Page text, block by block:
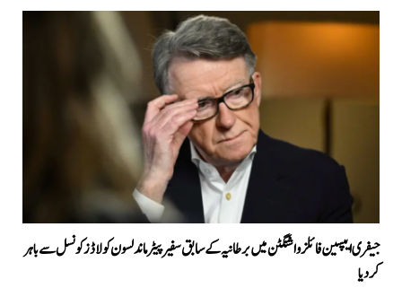
جیفری ایپسین فائلز واشنگٹن میں برطانیہ کے سابق سفیر پیٹر ماندلسون کو لاڈز کونسل سے باہر
کردیا